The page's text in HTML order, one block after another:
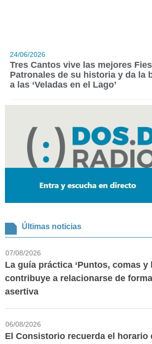
24/06/2026
Tres Cantos vive las mejores
Patronales de su historia y da la
a las ‘Veladas en el Lago’
Últimas noticias
07/08/2026
La guía práctica ‘Puntos, comas y
contribuye a relacionarse de
asertiva
06/08/2026
El Consistorio recuerda el horario